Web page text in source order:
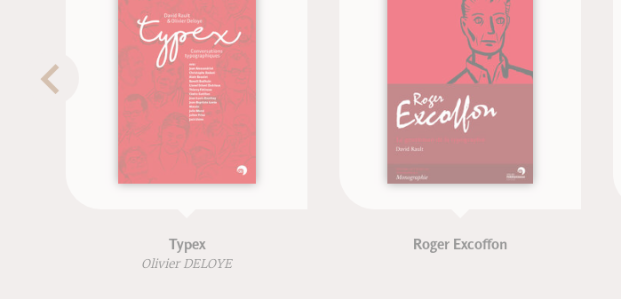
Typex
Olivier DELOYE
Roger Excoffon